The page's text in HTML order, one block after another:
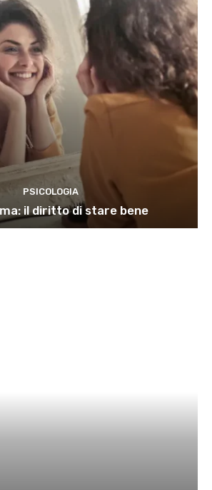
PSICOLOGIA
il diritto di stare bene